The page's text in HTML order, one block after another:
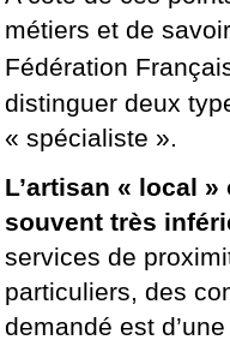
métiers et de
Fédération
distinguer deux
« spécialiste ».
L’artisan « local
souvent très
services de
particuliers, des
demandé est